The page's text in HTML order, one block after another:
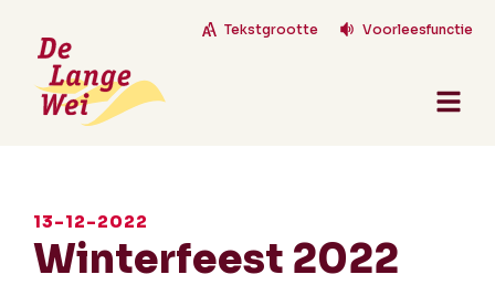
Tekstgrootte Voorleesfunctie
13-12-2022
Winterfeest 2022